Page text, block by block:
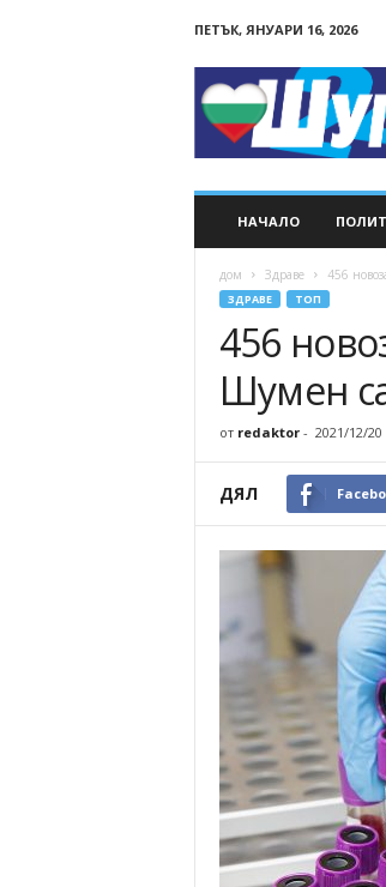
ПЕТЪК, ЯНУАРИ 16, 2026
НАЧАЛО
дом Здраве 456
ЗДРАВЕ ТОП
456
Шумен
от redaktor- 2021/12/20
ДЯЛ